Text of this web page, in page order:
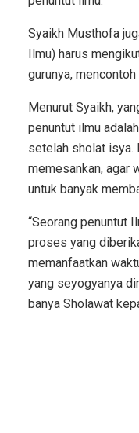
Syaikh Musthofa
Ilmu) harus
gurunya,
Menurut Syaikh,
penuntut ilmu
setelah sholat isya.
memesankan, agar
untuk banyak
“Seorang penuntut
proses yang
memanfaatkan
yang seyogyanya
banya Sholawat